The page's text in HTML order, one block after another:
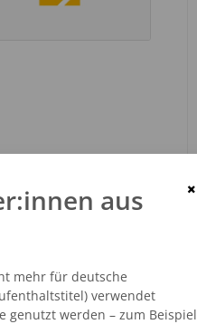
×
aus
mehr für deutsche
verwendet
genutzt werden – zum Beispiel